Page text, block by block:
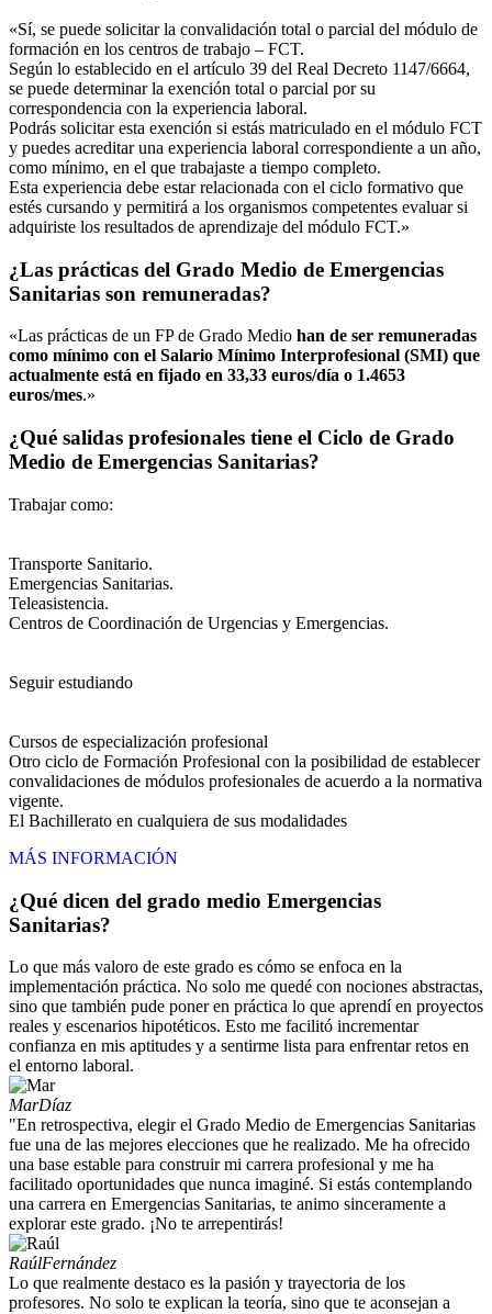
«Sí, se puede solicitar la convalidación total o parcial del módulo de
formación en los centros de trabajo – FCT.
Según lo establecido en el artículo 39 del Real Decreto 1147/6664,
se puede determinar la exención total o parcial por su
correspondencia con la experiencia laboral.
Podrás solicitar esta exención si estás matriculado en el módulo FCT
y puedes acreditar una experiencia laboral correspondiente a un año,
como mínimo, en el que trabajaste a tiempo completo.
Esta experiencia debe estar relacionada con el ciclo formativo que
estés cursando y permitirá a los organismos competentes evaluar si
adquiriste los resultados de aprendizaje del módulo FCT.»
¿Las prácticas del Grado Medio de Emergencias
Sanitarias son remuneradas?
«Las prácticas de un FP de Grado Medio han de ser remuneradas
como mínimo con el Salario Mínimo Interprofesional (SMI) que
actualmente está en fijado en 33,33 euros/día o 1.4653
euros/mes.»
¿Qué salidas profesionales tiene el Ciclo de Grado
Medio de Emergencias Sanitarias?
Trabajar como:
Transporte Sanitario.
Emergencias Sanitarias.
Teleasistencia.
Centros de Coordinación de Urgencias y Emergencias.
Seguir estudiando
Cursos de especialización profesional
Otro ciclo de Formación Profesional con la posibilidad de establecer
convalidaciones de módulos profesionales de acuerdo a la normativa
vigente.
El Bachillerato en cualquiera de sus modalidades
MÁS INFORMACIÓN
¿Qué dicen del grado medio Emergencias
Sanitarias?
Lo que más valoro de este grado es cómo se enfoca en la
implementación práctica. No solo me quedé con nociones abstractas,
sino que también pude poner en práctica lo que aprendí en proyectos
reales y escenarios hipotéticos. Esto me facilitó incrementar
confianza en mis aptitudes y a sentirme lista para enfrentar retos en
el entorno laboral.
MarDíaz
"En retrospectiva, elegir el Grado Medio de Emergencias Sanitarias
fue una de las mejores elecciones que he realizado. Me ha ofrecido
una base estable para construir mi carrera profesional y me ha
facilitado oportunidades que nunca imaginé. Si estás contemplando
una carrera en Emergencias Sanitarias, te animo sinceramente a
explorar este grado. ¡No te arrepentirás!
RaúlFernández
Lo que realmente destaco es la pasión y trayectoria de los
profesores. No solo te explican la teoría, sino que te aconsejan a